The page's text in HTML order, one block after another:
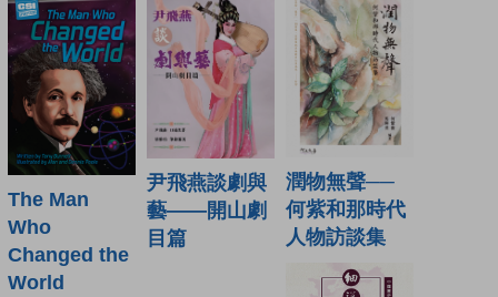
The Man
Who
Changed the
World
尹飛燕談劇與
藝——開山劇
目篇
潤物無聲──
何紫和那時代
人物訪談集